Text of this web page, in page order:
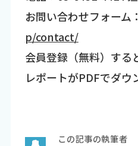
お問い合わせフォーム：
p/contact/
会員登録（無料）する
レポートがPDFでダウ
この記事の執筆者